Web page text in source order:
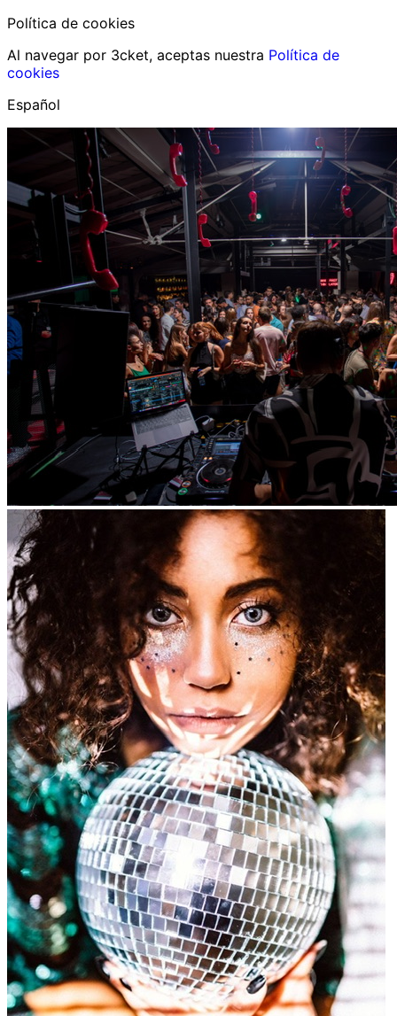
Política de cookies
Al navegar por 3cket, aceptas nuestra Política de
cookies
Español